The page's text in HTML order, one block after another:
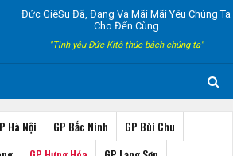
Đức GiêSu Đã, Đang Và Mãi Mãi Yêu Chúng Ta
Cho Đến Cùng
"Tình yêu Đức Kitô thúc bách chúng ta"
Hà Nội GP Bắc Ninh
GP Bùi Chu